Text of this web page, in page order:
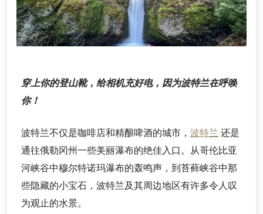
穿上你的登山靴，给相机充好电，因为波特兰在呼唤
你！
波特兰不仅是咖啡店和精酿啤酒的城市， 波特兰 还是
通往俄勒冈州一些美丽瀑布的绝佳入口。从哥伦比亚
河峡谷中穆尔特诺玛瀑布的轰鸣声，到苔藓峡谷中那
些隐藏的小宝石，波特兰及其周边地区有许多令人叹
为观止的水景。